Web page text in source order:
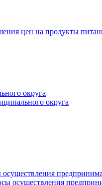
цен на продукты
округа
округа
осуществления